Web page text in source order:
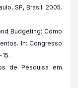
SP, Brasil. 2005.
Budgeting: Como
In: Congresso
de Pesquisa em